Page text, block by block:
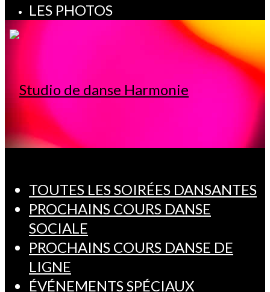
LES PHOTOS
TOUTES LES SOIRÉES DANSANTES
PROCHAINS COURS DANSE
SOCIALE
PROCHAINS COURS DANSE DE
LIGNE
ÉVÉNEMENTS SPÉCIAUX